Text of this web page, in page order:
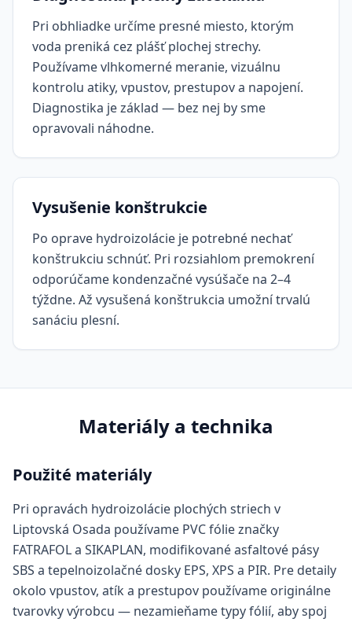
Pri obhliadke určíme presné miesto, ktorým
voda preniká cez plášť plochej strechy.
Používame vlhkomerné meranie, vizuálnu
kontrolu atiky, vpustov, prestupov a napojení.
Diagnostika je základ — bez nej by sme
opravovali náhodne.
Vysušenie konštrukcie
Po oprave hydroizolácie je potrebné nechať
konštrukciu schnúť. Pri rozsiahlom premokrení
odporúčame kondenzačné vysúšače na 2–4
týždne. Až vysušená konštrukcia umožní trvalú
sanáciu plesní.
Materiály a technika
Použité materiály
Pri opravách hydroizolácie plochých striech v
Liptovská Osada používame PVC fólie značky
FATRAFOL a SIKAPLAN, modifikované asfaltové pásy
SBS a tepelnoizolačné dosky EPS, XPS a PIR. Pre detaily
okolo vpustov, atík a prestupov používame originálne
tvarovky výrobcu — nezamieňame typy fólií, aby spoj